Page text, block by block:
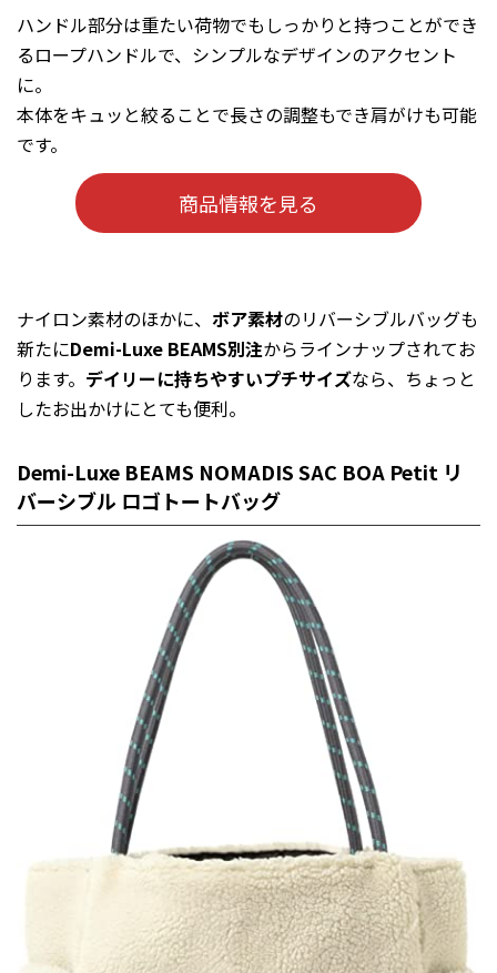
ハンドル部分は重たい荷物でもしっかりと持つことができ
るロープハンドルで、シンプルなデザインのアクセント
に。
本体をキュッと絞ることで⻑さの調整もでき肩がけも可能
です。
商品情報を見る
ナイロン素材のほかに、 ボア素材のリバーシブルバッグも
新たにDemi-Luxe BEAMS別注からラインナップされてお
ります。 デイリーに持ちやすいプチサイズなら、ちょっと
したお出かけにとても便利。
Demi-Luxe BEAMS NOMADIS SAC BOA Petit リ
バーシブル ロゴトートバッグ